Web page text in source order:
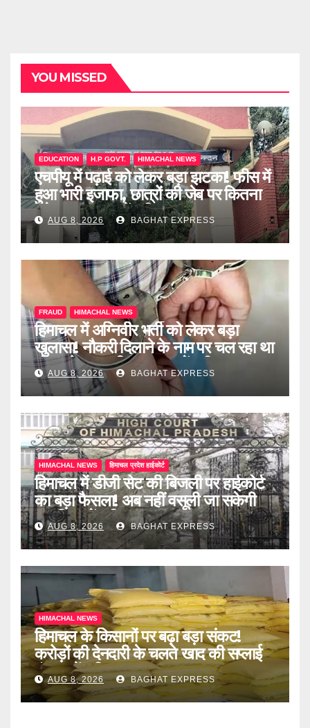
YOU MISSED
EDUCATION H.P GOVT. HIMACHAL NEWS
एचपीयू में पढ़ाई को लेकर बड़ा झटका! फीस में
हुआ भारी इजाफा, छात्रों की जेब पर कितना
पड़ेगा असर? जानें पूरी खबर
AUG 8, 2026 BAGHAT EXPRESS
FRAUD HIMACHAL NEWS
हिमाचल में अग्निवीर भर्ती को लेकर बड़ा
खुलासा! नौकरी दिलाने के नाम पर चल रहा था
खेल, दो दलाल गिरफ्तार, जानें पूरी खबर
AUG 8, 2026 BAGHAT EXPRESS
HIMACHAL NEWS हिमाचल प्रदेश हाईकोर्ट
हिमाचल में डीजी सेट की बिजली पर हाईकोर्ट
का बड़ा फैसला! अब नहीं वसूली जा सकेगी
ड्यूटी, जानें पूरी खबर
AUG 8, 2026 BAGHAT EXPRESS
HIMACHAL NEWS
हिमाचल के किसानों पर बढ़ा बड़ा संकट!
करोड़ों की देनदारी के चलते खाद की सप्लाई
बंद, जानें पूरी खबर
AUG 8, 2026 BAGHAT EXPRESS